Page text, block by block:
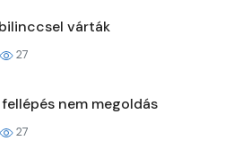
várták
27
nem megoldás
27